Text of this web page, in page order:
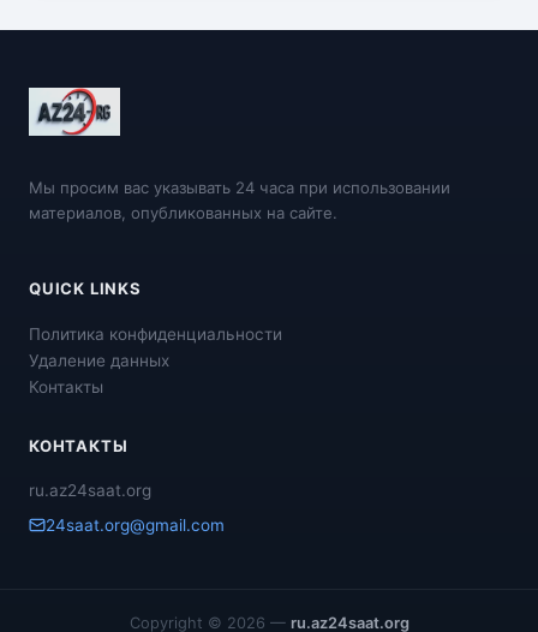
Мы просим вас указывать 24 часа при использовании
материалов, опубликованных на сайте.
QUICK LINKS
Политика конфиденциальности
Удаление данных
Контакты
КОНТАКТЫ
ru.az24saat.org
24saat.org@gmail.com
Copyright © 2026 — ru.az24saat.org